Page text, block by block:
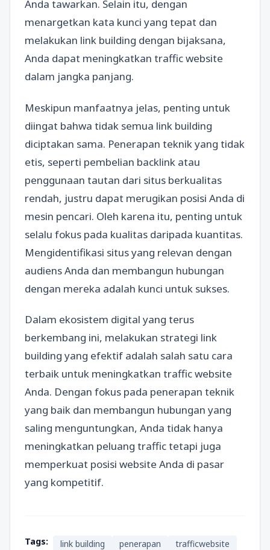
Anda tawarkan. Selain itu, dengan
menargetkan kata kunci yang tepat dan
melakukan link building dengan bijaksana,
Anda dapat meningkatkan traffic website
dalam jangka panjang.
Meskipun manfaatnya jelas, penting untuk
diingat bahwa tidak semua link building
diciptakan sama. Penerapan teknik yang tidak
etis, seperti pembelian backlink atau
penggunaan tautan dari situs berkualitas
rendah, justru dapat merugikan posisi Anda di
mesin pencari. Oleh karena itu, penting untuk
selalu fokus pada kualitas daripada kuantitas.
Mengidentifikasi situs yang relevan dengan
audiens Anda dan membangun hubungan
dengan mereka adalah kunci untuk sukses.
Dalam ekosistem digital yang terus
berkembang ini, melakukan strategi link
building yang efektif adalah salah satu cara
terbaik untuk meningkatkan traffic website
Anda. Dengan fokus pada penerapan teknik
yang baik dan membangun hubungan yang
saling menguntungkan, Anda tidak hanya
meningkatkan peluang traffic tetapi juga
memperkuat posisi website Anda di pasar
yang kompetitif.
Tags: link building penerapan
trafficwebsite